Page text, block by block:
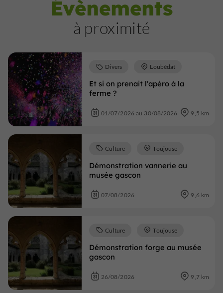
Évènements
à proximité
Et si on prenait l'apéro à la
ferme ?
Divers Loubédat
01/07/2026 au 30/08/2026 9,5 km
Démonstration vannerie au
musée gascon
Culture Toujouse
07/08/2026 9,6 km
Démonstration forge au musée
gascon
Culture Toujouse
26/08/2026 9,7 km